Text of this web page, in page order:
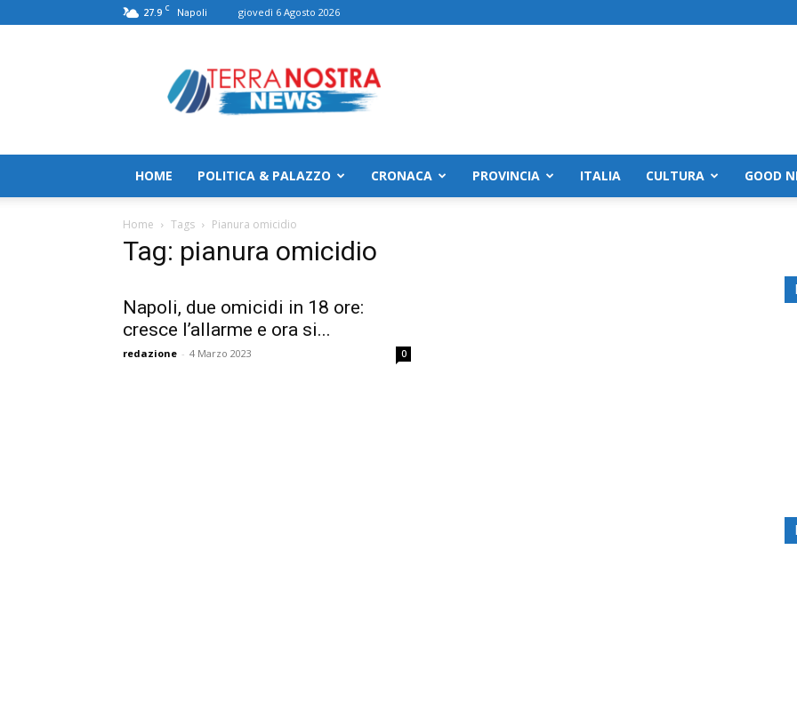
27.9 C Napoli giovedì 6 Agosto 2026
HOME POLITICA & PALAZZO CRONACA PROVINCIA ITALIA CULTURA GOOD
Home Tags Pianura omicidio
Tag: pianura omicidio
Napoli, due omicidi in 18 ore:
cresce l’allarme e ora si...
redazione - 4 Marzo 2023 0